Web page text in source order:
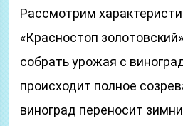
Рассмотрим
«Красностоп
собрать урожая с
происходит полное
виноград переносит